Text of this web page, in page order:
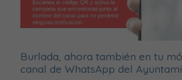
Burlada, ahora también en tu
canal de WhatsApp del